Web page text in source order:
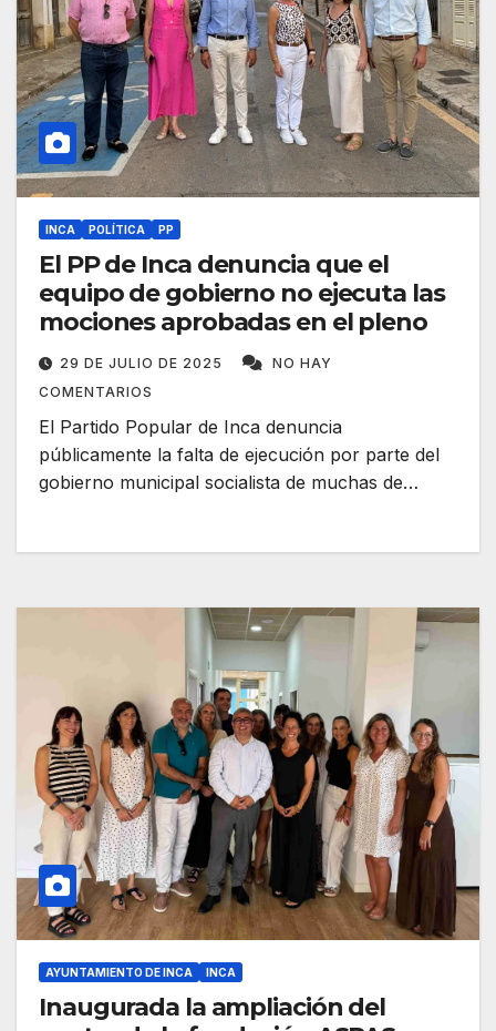
INCA POLÍTICA PP
El PP de Inca denuncia que el
equipo de gobierno no ejecuta las
mociones aprobadas en el pleno
29 DE JULIO DE 2025
NO HAY
COMENTARIOS
El Partido Popular de Inca denuncia
públicamente la falta de ejecución por parte del
gobierno municipal socialista de muchas de…
AYUNTAMIENTO DE INCA INCA
Inaugurada la ampliación del